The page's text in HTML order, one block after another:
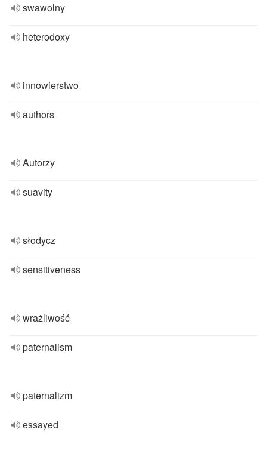
swawolny
heterodoxy
innowierstwo
authors
Autorzy
suavity
słodycz
sensitiveness
wrażliwość
paternalism
paternalizm
essayed